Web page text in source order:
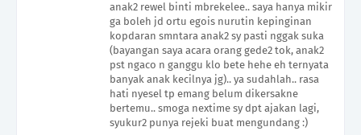
anak2 rewel binti mbrekelee.. saya hanya mikir
ga boleh jd ortu egois nurutin kepinginan
kopdaran smntara anak2 sy pasti nggak suka
(bayangan saya acara orang gede2 tok, anak2
pst ngaco n ganggu klo bete hehe eh ternyata
banyak anak kecilnya jg).. ya sudahlah.. rasa
hati nyesel tp emang belum dikersakne
bertemu.. smoga nextime sy dpt ajakan lagi,
syukur2 punya rejeki buat mengundang :)